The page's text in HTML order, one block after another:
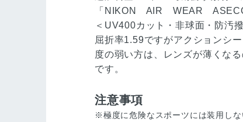
「NIKON AIR WEAR
＜UV400カット・非球面・防汚
屈折率1.59ですがアクションシ
度の弱い方は、レンズが薄くな
です。
注意事項
※極度に危険なスポーツには装用しな